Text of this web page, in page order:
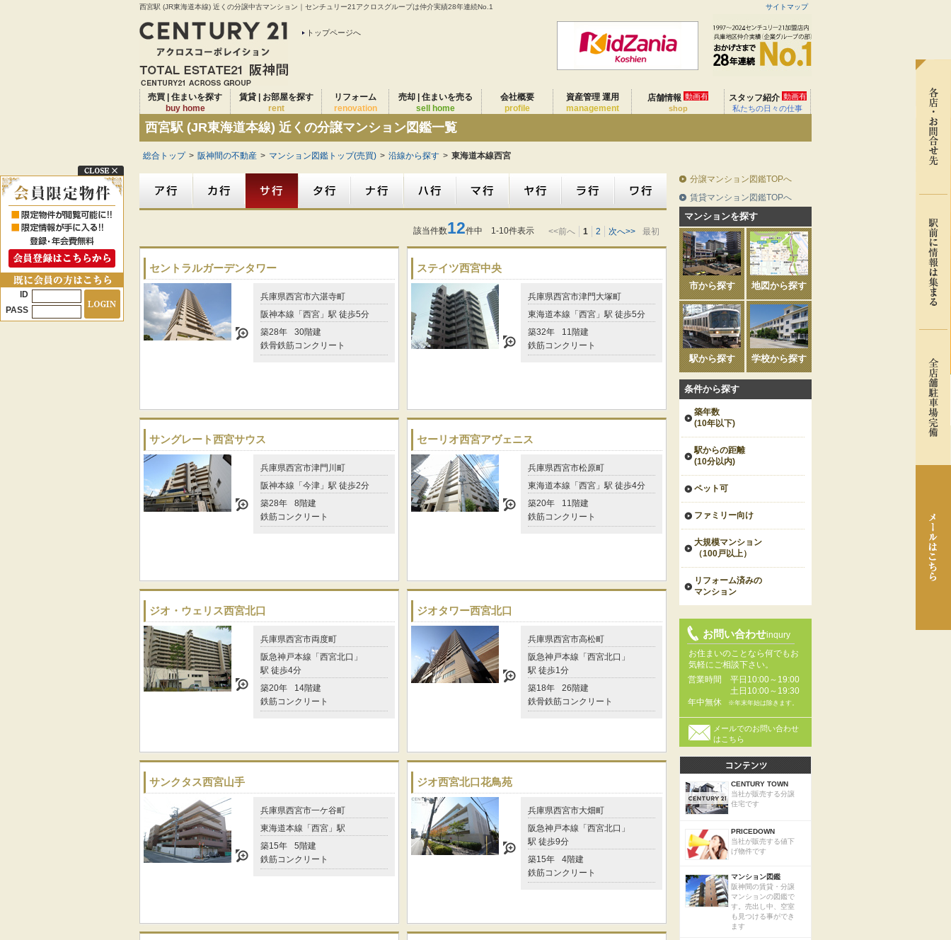
西宮駅 (JR東海道本線) 近くの分譲中古マンション｜センチュリー21アクロスグループは仲介実績28年連続No.1 サイトマップ
トップページへ
売買 | 住まいを探す
buy home
賃貸 | お部屋を探す
rent
リフォーム
renovation
売却 | 住まいを売る
sell home
会社概要
profile
資産管理 運用
management
店舗情報 動画有
shop
スタッフ紹介 動画有
私たちの日々の仕事
西宮駅 (JR東海道本線) 近くの分譲マンション図鑑一覧
総合トップ > 阪神間の不動産 > マンション図鑑トップ(売買) > 沿線から探す > 東海道本線西宮
分譲マンション図鑑TOPへ
賃貸マンション図鑑TOPへ
マンションを探す
市から探す 地図から探す
駅から探す 学校から探す
条件から探す
築年数
(10年以下)
駅からの距離
(10分以内)
ペット可
ファミリー向け
大規模マンション
（100戸以上）
リフォーム済みの
マンション
お問い合わせinqury
お住まいのことなら何でもお
気軽にご相談下さい。
営業時間
平日10:00～19:00
土日10:00～19:30
年中無休
※年末年始は除きます。
メールでのお問い合わせ
はこちら
CENTURY TOWN
当社が販売する分譲
住宅です
PRICEDOWN
当社が販売する値下
げ物件です
マンション図鑑
阪神間の賃貸・分譲
マンションの図鑑で
す。売出し中、空室
も見つける事ができ
ます
<<前へ 1 2 次へ>> 最初
該当件数12件中 1-10件表示
セントラルガーデンタワー
兵庫県西宮市六湛寺町
阪神本線「西宮」駅 徒歩5分
築28年
30階建
鉄骨鉄筋コンクリート
ステイツ西宮中央
兵庫県西宮市津門大塚町
東海道本線「西宮」駅 徒歩5分
築32年
11階建
鉄筋コンクリート
サングレート西宮サウス
兵庫県西宮市津門川町
阪神本線「今津」駅 徒歩2分
築28年
8階建
鉄筋コンクリート
セーリオ西宮アヴェニス
兵庫県西宮市松原町
東海道本線「西宮」駅 徒歩4分
築20年
11階建
鉄筋コンクリート
ジオ・ウェリス西宮北口
兵庫県西宮市両度町
阪急神戸本線「西宮北口」
駅 徒歩4分
築20年
14階建
鉄筋コンクリート
ジオタワー西宮北口
兵庫県西宮市高松町
阪急神戸本線「西宮北口」
駅 徒歩1分
築18年
26階建
鉄骨鉄筋コンクリート
サンクタス西宮山手
兵庫県西宮市一ケ谷町
東海道本線「西宮」駅
築15年
5階建
鉄筋コンクリート
ジオ西宮北口花鳥苑
兵庫県西宮市大畑町
阪急神戸本線「西宮北口」
駅 徒歩9分
築15年
4階建
鉄筋コンクリート
ID
PASS